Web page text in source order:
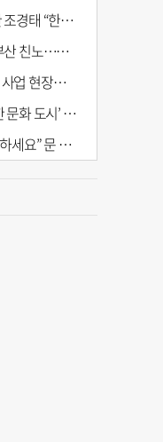
제명 철회해야”
주 세력 판도 바꾼다
오염토 발견
지 [부산은 열려 있다]
연 은행·마트